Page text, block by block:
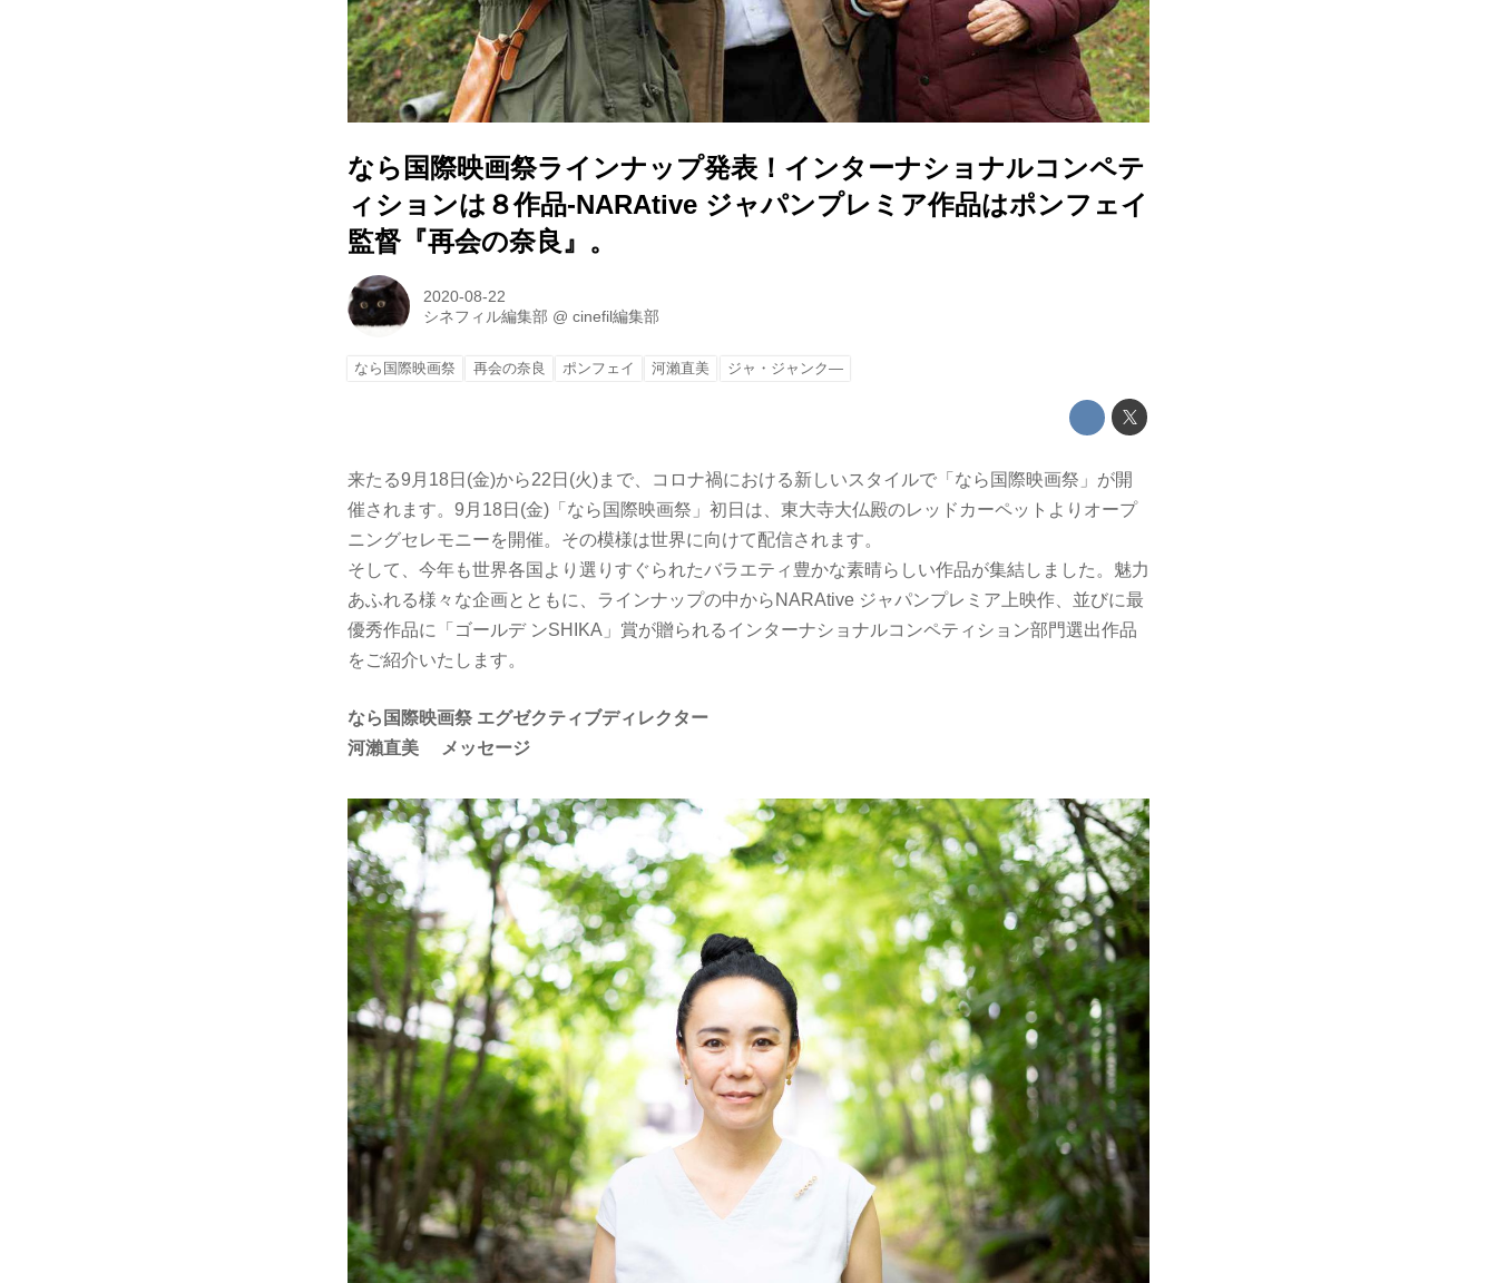
なら国際映画祭ラインナップ発表！インターナショナルコンペテ
ィションは８作品-NARAtive ジャパンプレミア作品はポンフェイ
監督『再会の奈良』。
2020-08-22
シネフィル編集部 @cinefil編集部
なら国際映画祭 再会の奈良 ポンフェイ 河瀨直美 ジャ・ジャンク―
来たる9月18日(金)から22日(火)まで、コロナ禍における新しいスタイルで「なら国際映画祭」が開
催されます。9月18日(金)「なら国際映画祭」初日は、東大寺大仏殿のレッドカーペットよりオープ
ニングセレモニーを開催。その模様は世界に向けて配信されます。
そして、今年も世界各国より選りすぐられたバラエティ豊かな素晴らしい作品が集結しました。魅力
あふれる様々な企画とともに、ラインナップの中からNARAtive ジャパンプレミア上映作、並びに最
優秀作品に「ゴールデ ンSHIKA」賞が贈られるインターナショナルコンペティション部門選出作品
をご紹介いたします。
なら国際映画祭 エグゼクティブディレクター
河瀨直美 メッセージ